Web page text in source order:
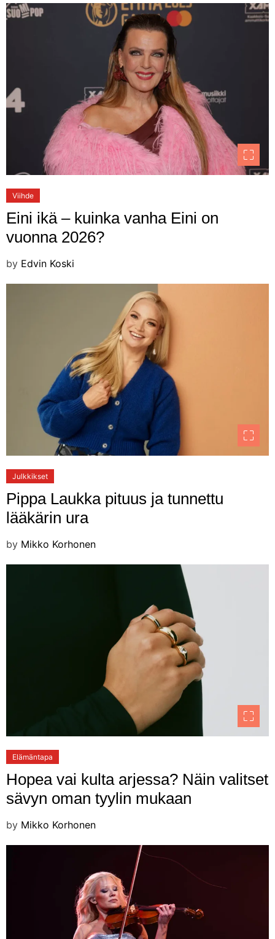
Viihde
Eini ikä – kuinka vanha Eini on
vuonna 2026?
by Edvin Koski
Julkkikset
Pippa Laukka pituus ja tunnettu
lääkärin ura
by Mikko Korhonen
Elämäntapa
Hopea vai kulta arjessa? Näin valitset
sävyn oman tyylin mukaan
by Mikko Korhonen